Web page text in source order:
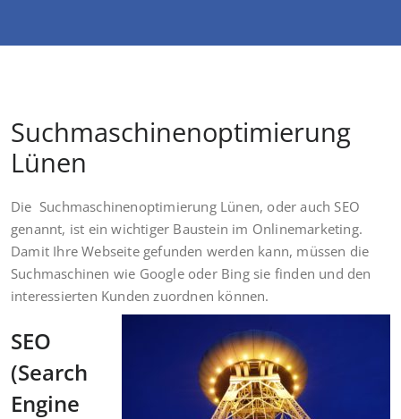
Suchmaschinenoptimierung
Lünen
Die Suchmaschinenoptimierung Lünen, oder auch SEO
genannt, ist ein wichtiger Baustein im Onlinemarketing.
Damit Ihre Webseite gefunden werden kann, müssen die
Suchmaschinen wie Google oder Bing sie finden und den
interessierten Kunden zuordnen können.
SEO
(Search
Engine